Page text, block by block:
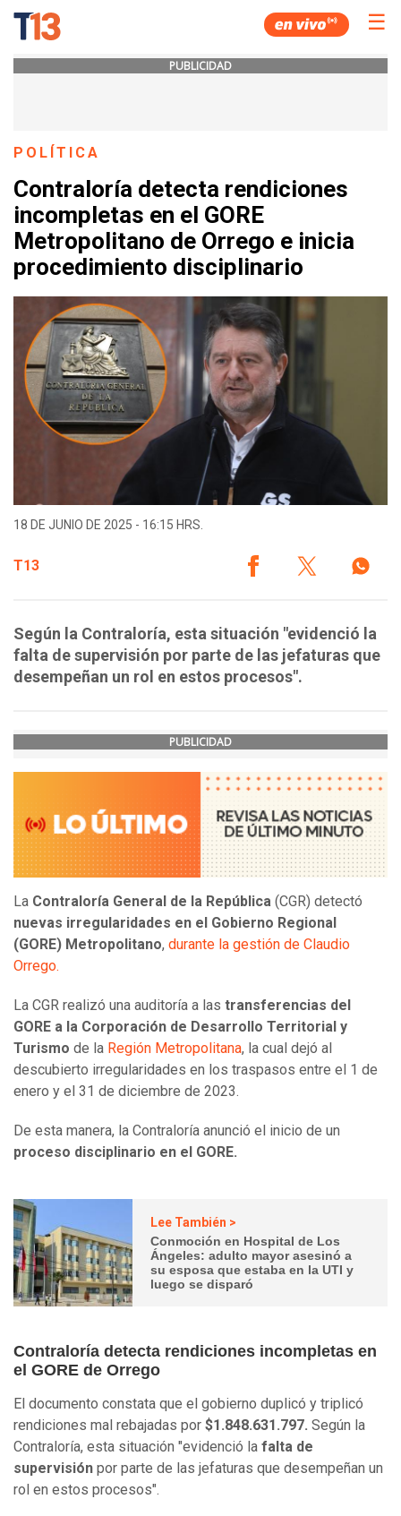
☰
PUBLICIDAD
POLÍTICA
Contraloría detecta rendiciones
incompletas en el GORE
Metropolitano de Orrego e inicia
procedimiento disciplinario
18 DE JUNIO DE 2025 - 16:15 HRS.
T13
Según la Contraloría, esta situación "evidenció la
falta de supervisión por parte de las jefaturas que
desempeñan un rol en estos procesos".
PUBLICIDAD
La Contraloría General de la República (CGR) detectó
nuevas irregularidades en el Gobierno Regional
(GORE) Metropolitano, durante la gestión de Claudio
Orrego.
La CGR realizó una auditoría a las transferencias del
GORE a la Corporación de Desarrollo Territorial y
Turismo de la Región Metropolitana, la cual dejó al
descubierto irregularidades en los traspasos entre el 1 de
enero y el 31 de diciembre de 2023.
De esta manera, la Contraloría anunció el inicio de un
proceso disciplinario en el GORE.
Lee También >
Conmoción en Hospital de Los
Ángeles: adulto mayor asesinó a
su esposa que estaba en la UTI y
luego se disparó
Contraloría detecta rendiciones incompletas en
el GORE de Orrego
El documento constata que el gobierno duplicó y triplicó
rendiciones mal rebajadas por $1.848.631.797. Según la
Contraloría, esta situación "evidenció la falta de
supervisión por parte de las jefaturas que desempeñan un
rol en estos procesos".